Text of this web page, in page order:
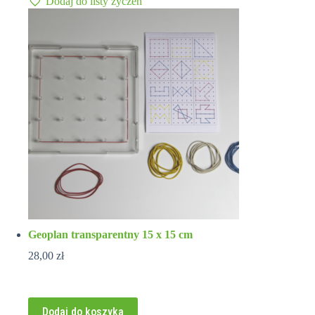
Geoplan transparentny 15 x 15 cm
28,00 zł
Dodaj do koszyka